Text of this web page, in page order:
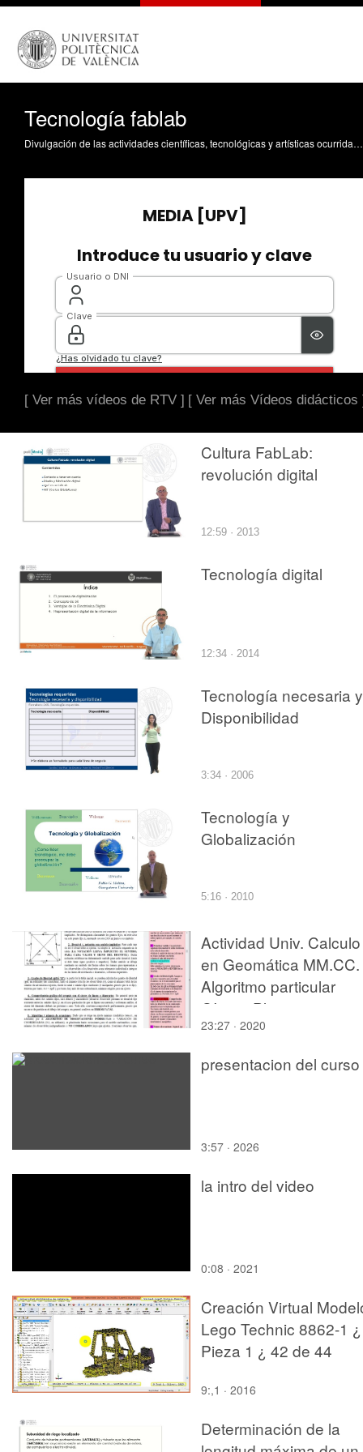
Tecnología fablab
Divulgación de las actividades científicas, tecnológicas y artísticas ocurridas en los tres campus de la UPV
[ Ver más vídeos de RTV ] [ Ver más Vídeos didácticos
Cultura FabLab:
revolución digital
12:59 · 2013
Tecnología digital
12:34 · 2014
Tecnología necesaria y
Disponibilidad
3:34 · 2006
Tecnología y
Globalización
5:16 · 2010
Actividad Univ. Calculo
en Geomática MM.CC.
Algoritmo particular
OI_03_Planteamiento
23:27 · 2020
presentacion del curso
3:57 · 2026
la intro del video
0:08 · 2021
Creación Virtual
Lego Technic 8862-1 ¿
Pieza 1 ¿ 42 de 44
9:,1 · 2016
Determinación de la